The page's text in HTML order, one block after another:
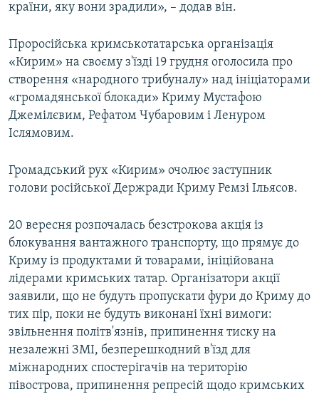
країни, яку вони зрадили», – додав він.
Проросійська кримськотатарська організація
«Кирим» на своєму з'їзді 19 грудня оголосила про
створення «народного трибуналу» над ініціаторами
«громадянської блокади» Криму Мустафою
Джемілєвим, Рефатом Чубаровим і Ленуром
Іслямовим.
Громадський рух «Кирим» очолює заступник
голови російської Держради Криму Ремзі Ільясов.
20 вересня розпочалась безстрокова акція із
блокування вантажного транспорту, що прямує до
Криму із продуктами й товарами, ініційована
лідерами кримських татар. Організатори акції
заявили, що не будуть пропускати фури до Криму до
тих пір, поки не будуть виконані їхні вимоги:
звільнення політв'язнів, припинення тиску на
незалежні ЗМІ, безперешкодний в'їзд для
міжнародних спостерігачів на територію
півострова, припинення репресій щодо кримських